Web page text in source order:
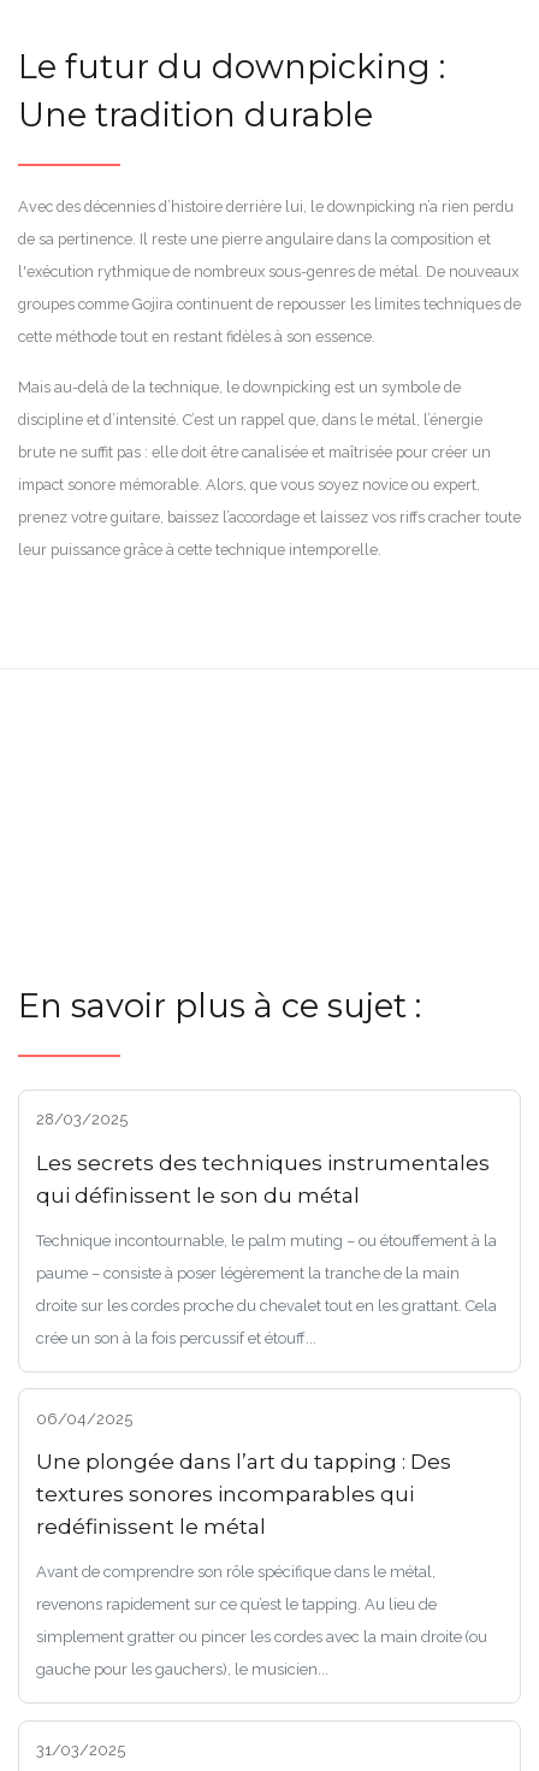
Le futur du downpicking :
Une tradition durable
Avec des décennies d’histoire derrière lui, le downpicking n’a rien perdu
de sa pertinence. Il reste une pierre angulaire dans la composition et
l'exécution rythmique de nombreux sous-genres de métal. De nouveaux
groupes comme Gojira continuent de repousser les limites techniques de
cette méthode tout en restant fidèles à son essence.
Mais au-delà de la technique, le downpicking est un symbole de
discipline et d’intensité. C’est un rappel que, dans le métal, l’énergie
brute ne suffit pas : elle doit être canalisée et maîtrisée pour créer un
impact sonore mémorable. Alors, que vous soyez novice ou expert,
prenez votre guitare, baissez l’accordage et laissez vos riffs cracher toute
leur puissance grâce à cette technique intemporelle.
En savoir plus à ce sujet :
28/03/2025
Les secrets des techniques instrumentales
qui définissent le son du métal
Technique incontournable, le palm muting – ou étouffement à la
paume – consiste à poser légèrement la tranche de la main
droite sur les cordes proche du chevalet tout en les grattant. Cela
crée un son à la fois percussif et étouff...
06/04/2025
Une plongée dans l’art du tapping : Des
textures sonores incomparables qui
redéfinissent le métal
Avant de comprendre son rôle spécifique dans le métal,
revenons rapidement sur ce qu’est le tapping. Au lieu de
simplement gratter ou pincer les cordes avec la main droite (ou
gauche pour les gauchers), le musicien...
31/03/2025